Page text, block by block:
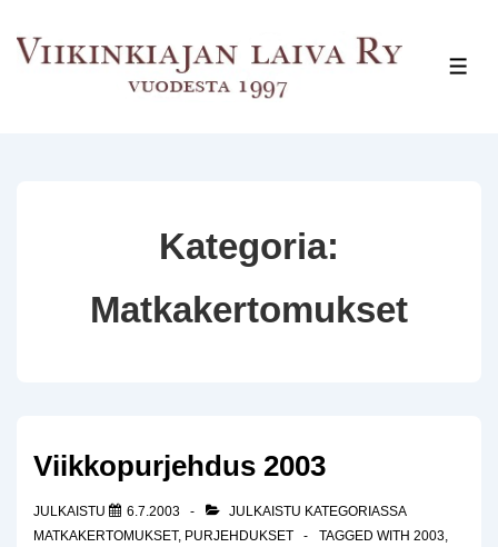
Siirry
Kategoria:
Matkakertomukset
Viikkopurjehdus 2003
JULKAISTU 6.7.2003
JULKAISTU KATEGORIASSA
MATKAKERTOMUKSET, PURJEHDUKSET TAGGED WITH 2003